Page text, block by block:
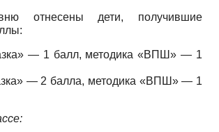
отнесены дети, получившие
— 1 балл, методика «ВПШ» — 1
— 2 балла, методика «ВПШ» — 1